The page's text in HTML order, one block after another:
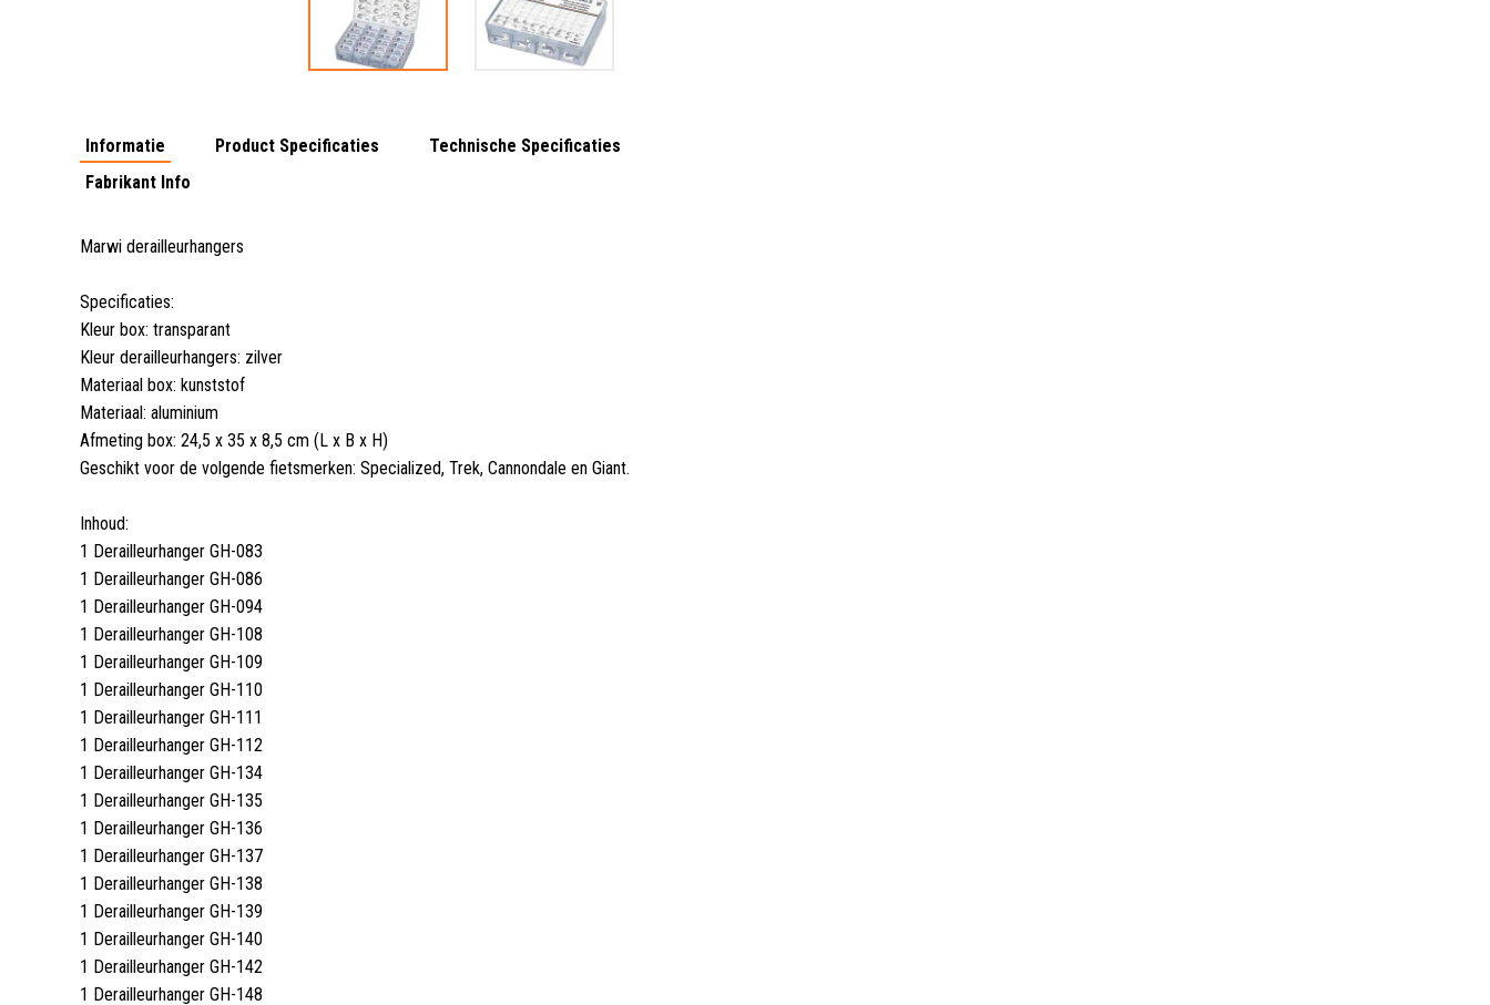
Informatie Product Specificaties
Technische Specificaties
Fabrikant Info
Marwi derailleurhangers
Specificaties:
Kleur box: transparant
Kleur derailleurhangers: zilver
Materiaal box: kunststof
Materiaal: aluminium
Afmeting box: 24,5 x 35 x 8,5 cm (L x B x H)
Geschikt voor de volgende fietsmerken: Specialized, Trek, Cannondale en Giant.
Inhoud:
1 Derailleurhanger GH-083
1 Derailleurhanger GH-086
1 Derailleurhanger GH-094
1 Derailleurhanger GH-108
1 Derailleurhanger GH-109
1 Derailleurhanger GH-110
1 Derailleurhanger GH-111
1 Derailleurhanger GH-112
1 Derailleurhanger GH-134
1 Derailleurhanger GH-135
1 Derailleurhanger GH-136
1 Derailleurhanger GH-137
1 Derailleurhanger GH-138
1 Derailleurhanger GH-139
1 Derailleurhanger GH-140
1 Derailleurhanger GH-142
1 Derailleurhanger GH-148